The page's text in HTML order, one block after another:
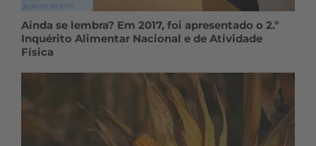
Ainda se lembra? Em 2017, foi apresentado o 2.º
Inquérito Alimentar Nacional e de Atividade
Física